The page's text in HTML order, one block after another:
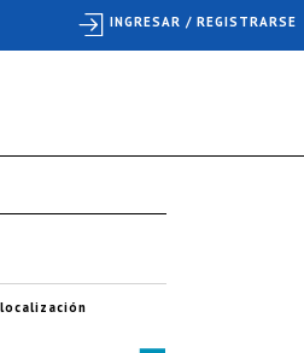
INGRESAR / REGISTRARSE